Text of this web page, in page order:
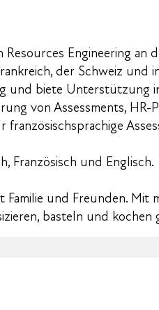
Engineering
der Schweiz
und biete Unterstützung
von Assessments,
Französisch und Englisch.
Familie und Freunden.
basteln und kochen